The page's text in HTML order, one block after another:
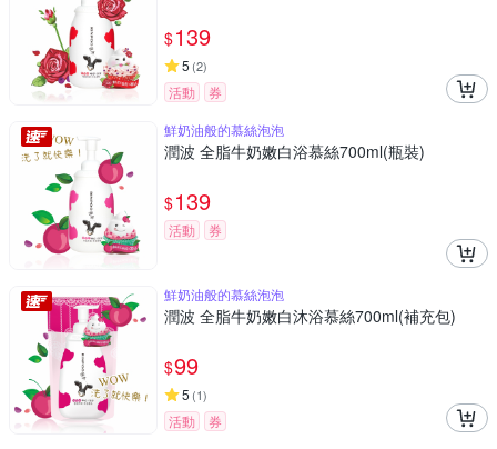
$139
5 (2)
活動
券
鮮奶油般的慕絲泡泡
潤波 全脂牛奶嫩白浴慕絲700ml(瓶裝)
$139
活動 券
鮮奶油般的慕絲泡泡
潤波 全脂牛奶嫩白沐浴慕絲700ml(補充包)
$99
5 (1)
活動
券